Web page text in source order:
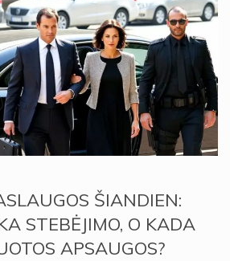
ŠIANDIEN:
STEBĖJIMO, O KADA
APSAUGOS?